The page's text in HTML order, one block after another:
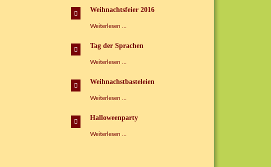
Kispi
Weihnachtsfeier 2016
Weiterlesen …
Tag der Sprachen
Weiterlesen …
Sprachen
Weihnachstbasteleien
Weiterlesen …
Halloweenparty
Weiterlesen …